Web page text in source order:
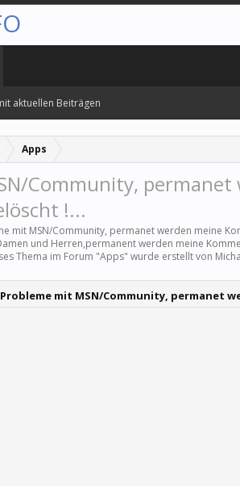
Apps
Community,
!...
mit MSN/Community, permanet werden meine
und Herren,permanent werden meine
Thema im Forum "Apps" wurde erstellt von
Probleme mit MSN/Community, permanet
aktuellen Beiträgen